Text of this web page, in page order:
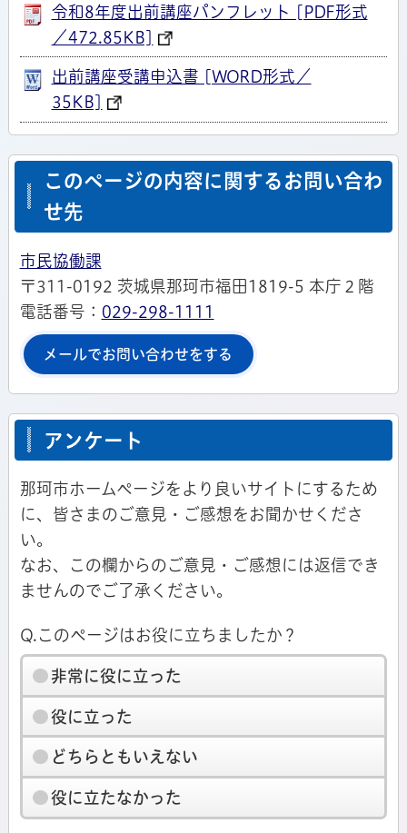
令和8年度出前講座パンフレット [PDF形式
／472.85KB]
出前講座受講申込書 [WORD形式／
35KB]
このページの内容に関するお問い合わ
せ先
市民協働課
〒311-0192 茨城県那珂市福田1819-5 本庁２階
電話番号： 029-298-1111
メールでお問い合わせをする
アンケート
那珂市ホームページをより良いサイトにするため
に、皆さまのご意見・ご感想をお聞かせくださ
い。
なお、この欄からのご意見・ご感想には返信でき
ませんのでご了承ください。
Q.このページはお役に立ちましたか？
非常に役に立った
役に立った
どちらともいえない
役に立たなかった